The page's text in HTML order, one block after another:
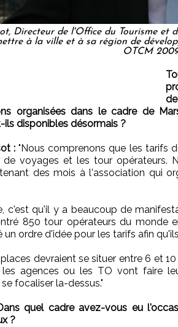
Directeur de l'Office du Tourisme et
à la ville et à sa région de
OTCM
organisées dans le cadre de
ils disponibles désormais ?
: "Nous comprenons que les tarifs
de voyages et les tour opérateurs.
des mois à l'association qui
c'est qu'il y a beaucoup de
850 tour opérateurs du monde
un ordre d'idée pour les tarifs afin
devraient se situer entre 6 et
agences ou les TO vont faire
focaliser la-dessus."
quel cadre avez-vous eu
?